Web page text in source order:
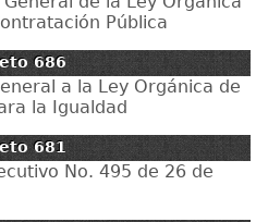
Pública
686
a la Ley Orgánica de
la Igualdad
681
No. 495 de 26 de